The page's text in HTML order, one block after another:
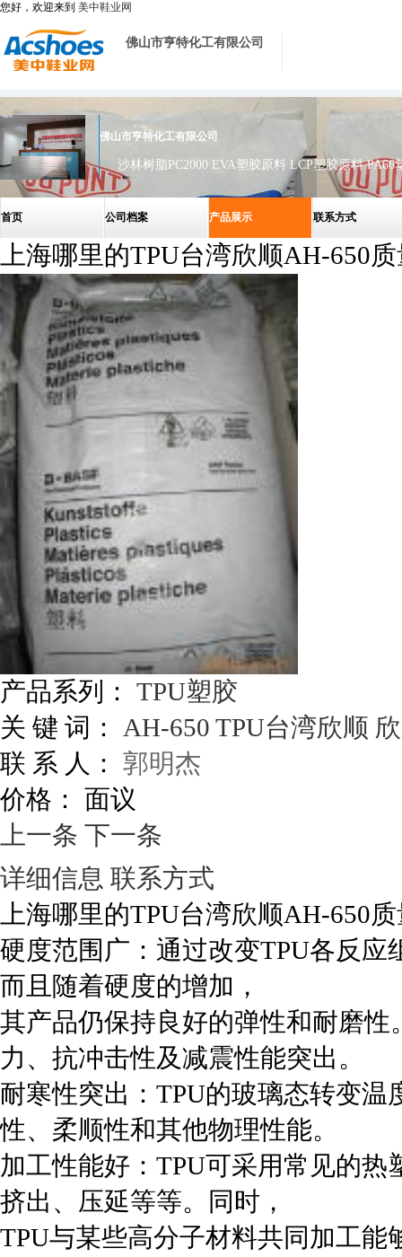
您好，欢迎来到 美中鞋业网
佛山市亨特化工有限公司
佛山市亨特化工有限公司
首页 公司档案 产品展示 联系方式
上海哪里的TPU台湾欣顺AH-650
产品系列： TPU塑胶
关 键 词：
AH-650 TPU台湾欣顺
联 系 人： 郭明杰
价格： 面议
上一条 下一条
详细信息 联系方式
上海哪里的TPU台湾欣顺AH-650
硬度范围广：通过改变TPU各反
而且随着硬度的增加，
其产品仍保持良好的弹性和耐磨
力、抗冲击性及减震性能突出
耐寒性突出：TPU的玻璃态转变
性、柔顺性和其他物理性能。
加工性能好：TPU可采用常见的
挤出、压延等等。同时，
TPU与某些高分子材料共同加工